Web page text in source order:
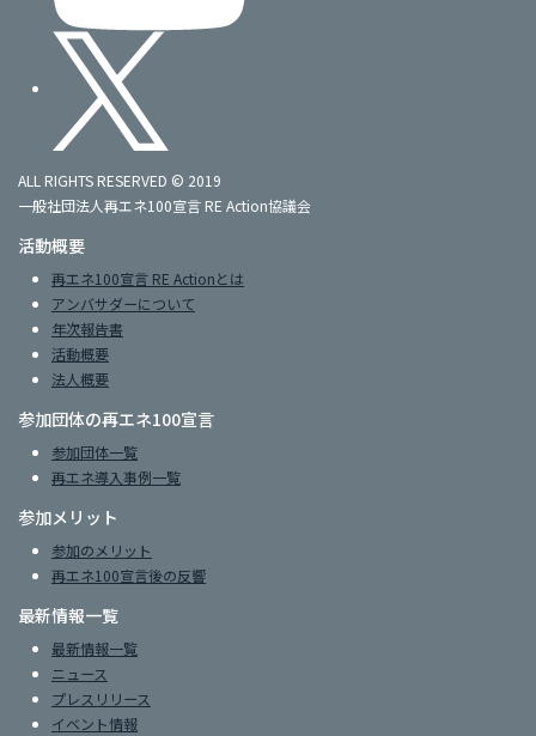
ALL RIGHTS RESERVED © 2019
一般社団法人再エネ100宣言 RE Action協議会
活動概要
再エネ100宣言 RE Actionとは
アンバサダーについて
年次報告書
活動概要
法人概要
参加団体の再エネ100宣言
参加団体一覧
再エネ導入事例一覧
参加メリット
参加のメリット
再エネ100宣言後の反響
最新情報一覧
最新情報一覧
ニュース
プレスリリース
イベント情報